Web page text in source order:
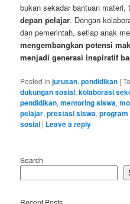
bukan sekadar bantuan
depan pelajar. Dengan
dan pemerintah, setiap anak
mengembangkan potensi
menjadi generasi inspiratif
Posted in jurusan,pendidikan |
dukungan sosial,kolaborasi
pendidikan,mentoring siswa,
pelajar,prestasi siswa,
sosial | Leave a reply
Search
Recent Posts